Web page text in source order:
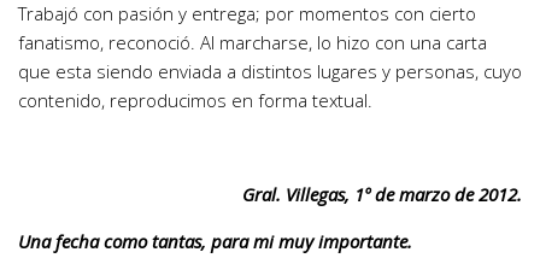
Trabajó con pasión y entrega; por momentos con cierto
fanatismo, reconoció. Al marcharse, lo hizo con una carta
que esta siendo enviada a distintos lugares y personas, cuyo
contenido, reproducimos en forma textual.
Gral. Villegas, 1º de marzo de 2012.
Una fecha como tantas, para mi muy importante.